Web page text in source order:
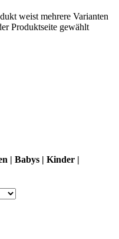
weist mehrere Varianten
Produktseite gewählt
| Babys | Kinder |